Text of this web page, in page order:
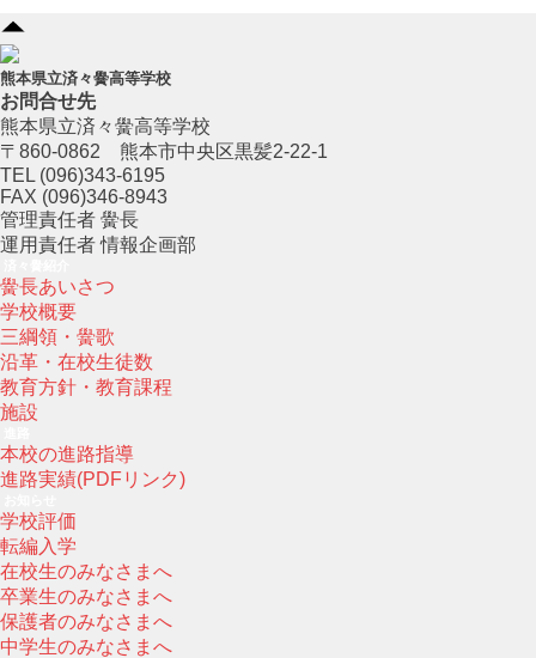
熊本県立済々黌高等学校
お問合せ先
熊本県立済々黌高等学校
〒860-0862 熊本市中央区黒髪2-22-1
TEL (096)343-6195
FAX (096)346-8943
管理責任者 黌長
運用責任者 情報企画部
黌長あいさつ
学校概要
三綱領・黌歌
沿革・在校生徒数
教育方針・教育課程
施設
本校の進路指導
進路実績(PDFリンク)
学校評価
転編入学
在校生のみなさまへ
卒業生のみなさまへ
保護者のみなさまへ
中学生のみなさまへ